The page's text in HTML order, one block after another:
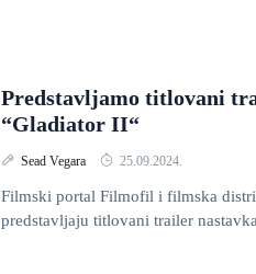
Predstavljamo titlovani
“Gladiator II“
Sead Vegara 25.09.2024.
Filmski portal Filmofil i filmska
predstavljaju titlovani trailer nastavka